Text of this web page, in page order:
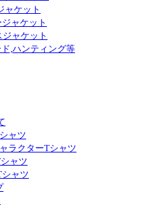
ャケット
ャケット
ャケット
,ハンティング等
ャツ
ラクターTシャツ
ャツ
ャツ